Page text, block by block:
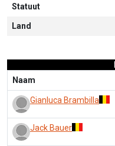
Statuut
Land
Gianluca Brambilla
Jack Bauer
Naam